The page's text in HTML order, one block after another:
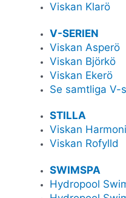
Viskan Klarö
V-SERIEN
Viskan Asperö
Viskan Björkö
Viskan Ekerö
Se samtliga V-
STILLA
Viskan Harmoni
Viskan Rofylld
SWIMSPA
Hydropool